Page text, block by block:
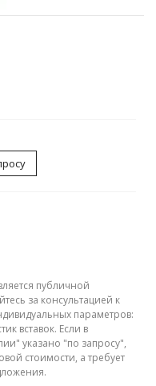
публичной
за консультацией к
параметров:
вставок. Если в
указано "по запросу",
стоимости, а требует